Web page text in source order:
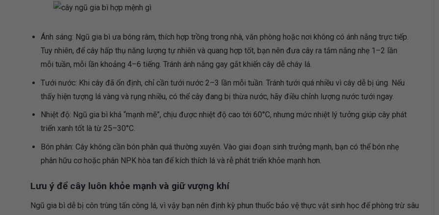
Ánh sáng: Ngũ gia bì ưa bóng râm, thích hợp trồng trong nhà, văn phòng hoặc nơi không có ánh nắng trực tiếp.
Tuy nhiên, để cây hấp thụ năng lượng tự nhiên và quang hợp tốt, bạn nên đưa cây ra tắm nắng nhẹ 1–2 lần
mỗi tuần, mỗi lần khoảng 4–6 tiếng. Tránh ánh nắng gay gắt khiến cây dễ cháy lá.
Tưới nước: Khi cây đã ổn định, chỉ cần tưới nước 2–3 lần mỗi tuần. Tránh tưới quá nhiều vì cây dễ bị úng. Nếu
thấy hiện tượng lá vàng và rụng nhiều, có thể cây đang bị thừa nước, hãy điều chỉnh lượng nước tưới ngay.
Nhiệt độ: Ngũ gia bì khá “mạnh mẽ”, chịu được nhiệt độ cao tới 60°C, nhưng mức nhiệt lý tưởng giúp cây phát
triển xanh tốt là từ 25–30°C.
Bón phân: Cây không cần bón phân quá thường xuyên. Vào giai đoạn sinh trưởng mạnh, bạn có thể bón nhẹ
phân hữu cơ hoặc phân NPK hòa tan để kích thích lá và rễ phát triển khỏe mạnh hơn.
Lưu ý để cây luôn khỏe mạnh và giữ vượng khí
Ngũ gia bì dễ bị côn trùng tấn công lá, vì vậy bạn nên định kỳ phun thuốc bảo vệ thực vật sinh học để phòng trừ sâu